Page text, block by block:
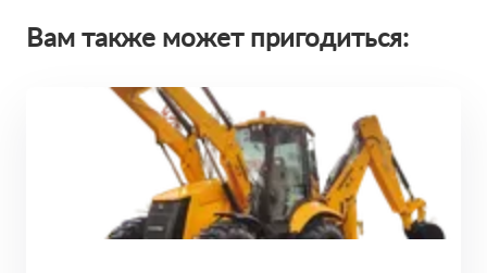
Вам также может пригодиться: